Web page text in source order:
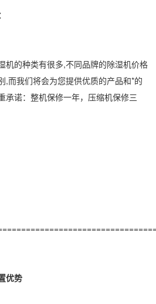
机的种类有很多,不同品牌的除湿机价格
,而我们将会为您提供优质的产品和*的
承诺：整机保修一年，压缩机保修三
优势